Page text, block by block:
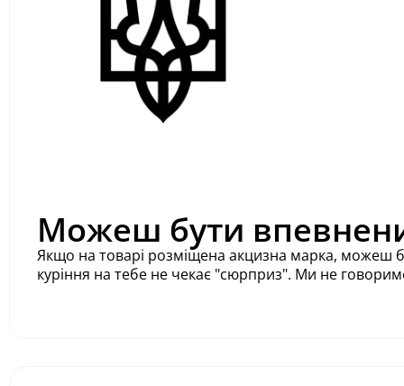
Можеш бути
Якщо на товарі розміщена акцизна марка, можеш
куріння на тебе не чекає "сюрприз". Ми не